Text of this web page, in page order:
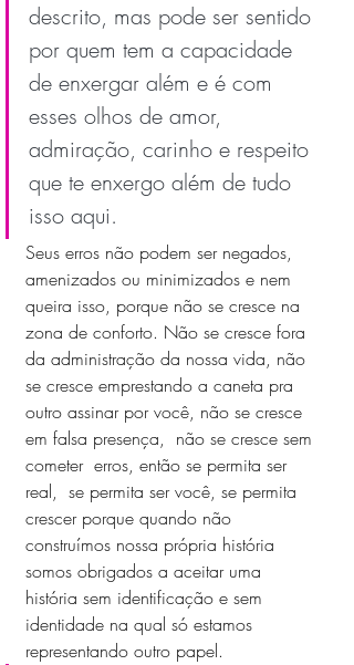
descrito, mas pode ser sentido
por quem tem a capacidade
de enxergar além e é com
esses olhos de amor,
admiração, carinho e respeito
que te enxergo além de tudo
isso aqui.
Seus erros não podem ser negados,
amenizados ou minimizados e nem
queira isso, porque não se cresce na
zona de conforto. Não se cresce fora
da administração da nossa vida, não
se cresce emprestando a caneta pra
outro assinar por você, não se cresce
em falsa presença,  não se cresce sem
cometer  erros, então se permita ser
real,  se permita ser você, se permita
crescer porque quando não
construímos nossa própria história
somos obrigados a aceitar uma
história sem identificação e sem
identidade na qual só estamos
representando outro papel.